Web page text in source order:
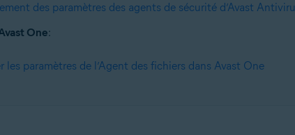
des paramètres des agents de sécurité d’Avast
One:
les paramètres de l’Agent des fichiers dans Avast One